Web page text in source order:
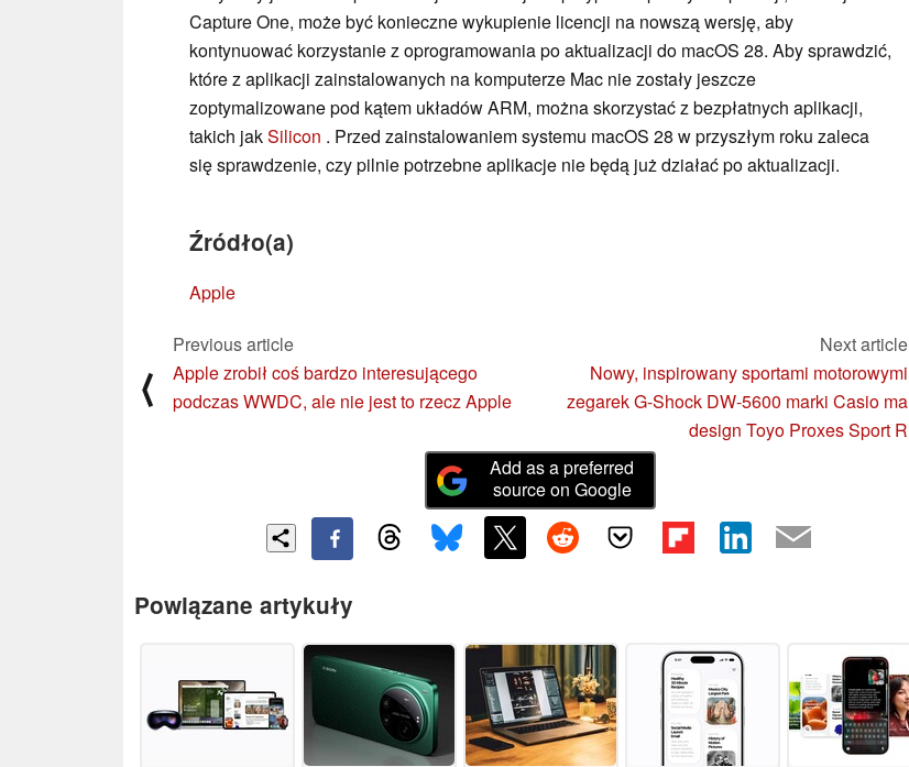
Capture One, może być konieczne wykupienie licencji na nowszą wersję, aby
kontynuować korzystanie z oprogramowania po aktualizacji do macOS 28. Aby sprawdzić,
które z aplikacji zainstalowanych na komputerze Mac nie zostały jeszcze
zoptymalizowane pod kątem układów ARM, można skorzystać z bezpłatnych aplikacji,
takich jakSilicon . Przed zainstalowaniem systemu macOS 28 w przyszłym roku zaleca
się sprawdzenie, czy pilnie potrzebne aplikacje nie będą już działać po aktualizacji.
Źródło(a)
Apple
⟨
Previous article
Apple zrobił coś bardzo interesującego
podczas WWDC, ale nie jest to rzecz Apple
Next article
Nowy, inspirowany sportami motorowymi
zegarek G-Shock DW-5600 marki Casio ma
design Toyo Proxes Sport R
Add as a preferred
source on Google
Powiązane artykuły